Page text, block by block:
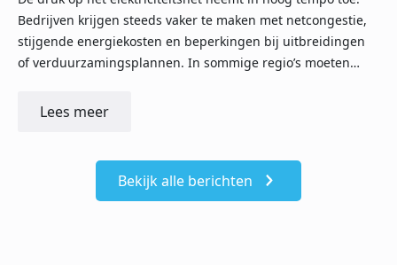
Bedrijven krijgen steeds vaker te maken met netcongestie,
stijgende energiekosten en beperkingen bij uitbreidingen
of verduurzamingsplannen. In sommige regio’s moeten…
Lees meer
Bekijk alle berichten